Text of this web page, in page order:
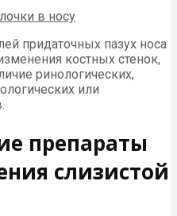
придаточных пазух носа
костных стенок,
ринологических,
или
препараты
слизистой